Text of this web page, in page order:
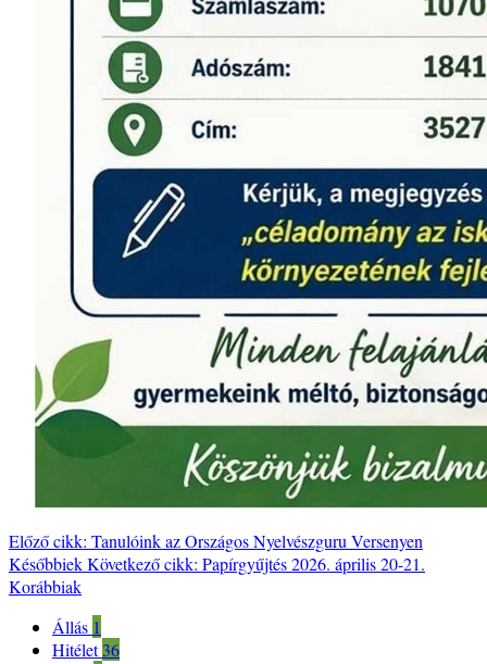
Előző cikk: Tanulóink az Országos Nyelvészguru Versenyen
KésőbbiekKövetkező cikk: Papírgyűjtés 2026. április 20-21.
Korábbiak
Állás 1
Hitélet36